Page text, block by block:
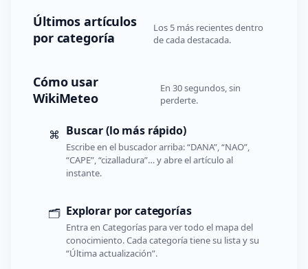
Últimos artículos
por categoría
Los 5 más recientes dentro
de cada destacada.
Cómo usar
WikiMeteo
En 30 segundos, sin
perderte.
⌘ Buscar (lo más rápido)
Escribe en el buscador arriba: “DANA”, “NAO”,
“CAPE”, “cizalladura”… y abre el artículo al
instante.
🗂️ Explorar por categorías
Entra en Categorías para ver todo el mapa del
conocimiento. Cada categoría tiene su lista y su
“Última actualización”.